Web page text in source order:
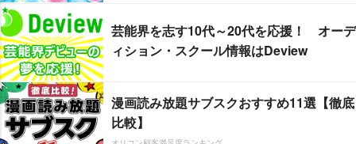
芸能界を志す10代～20代を応援！ オーデ
ィション・スクール情報はDeview
漫画読み放題サブスクおすすめ11選【徹底
比較】